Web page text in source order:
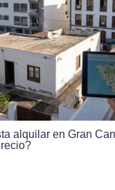
alquilar en Gran